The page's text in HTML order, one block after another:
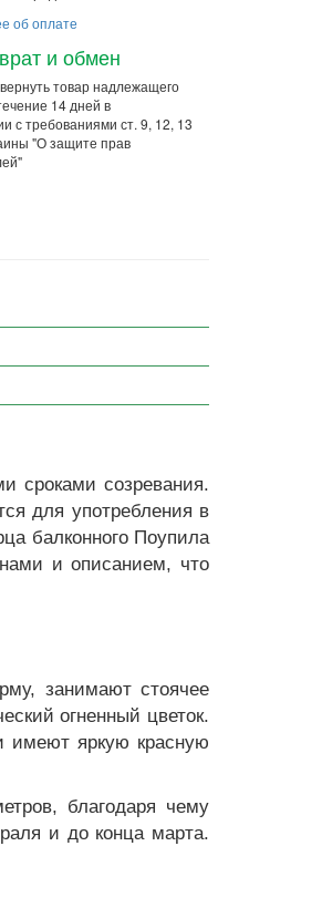
об оплате
и обмен
товар надлежащего
14 дней в
с требованиями ст. 9, 12, 13
"О защите прав
сроками созревания.
для употребления в
балконного Поупила
и описанием, что
занимают стоячее
огненный цветок.
имеют яркую красную
благодаря чему
и до конца марта.